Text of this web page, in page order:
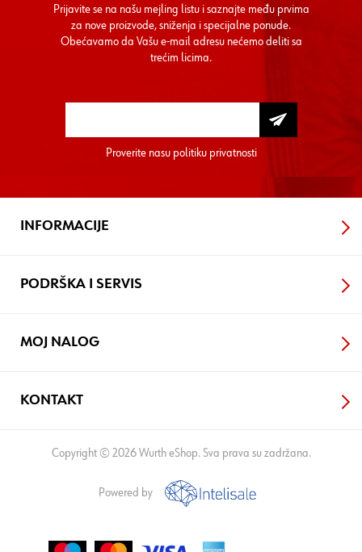
Prijavite se na našu mejling listu i saznajte među prvima
za nove proizvode, sniženja i specijalne ponude.
Obećavamo da Vašu e-mail adresu nećemo deliti sa
trećim licima.
Proverite nasu politiku privatnosti
INFORMACIJE
PODRŠKA I SERVIS
MOJ NALOG
KONTAKT
Copyright © 2026 Wurth eShop. Sva prava su zadržana.
Powered by